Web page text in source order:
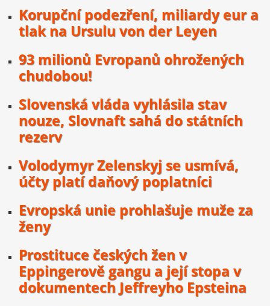
Korupční podezření, miliardy eur a
tlak na Ursulu von der Leyen
93 milionů Evropanů ohrožených
chudobou!
Slovenská vláda vyhlásila stav
nouze, Slovnaft sahá do státních
rezerv
Volodymyr Zelenskyj se usmívá,
účty platí daňový poplatníci
Evropská unie prohlašuje muže za
ženy
Prostituce českých žen v
Eppingerově gangu a její stopa v
dokumentech Jeffreyho Epsteina